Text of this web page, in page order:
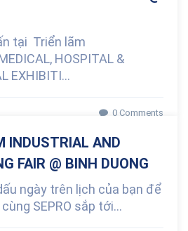
tại Triển lãm
HOSPITAL &
EXHIBITI...
0 Comments
INDUSTRIAL AND
FAIR @ BINH DUONG
ngày trên lịch của bạn để
SEPRO sắp tới...